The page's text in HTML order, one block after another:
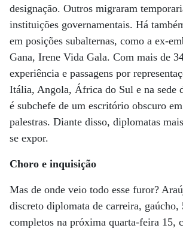
designação. Outros migraram
instituições governamentais. Há
em posições subalternas, como a ex-
Gana, Irene Vida Gala. Com mais de
experiência e passagens por
Itália, Angola, África do Sul e na sede
é subchefe de um escritório obscuro
palestras. Diante disso, diplomatas
se expor.
Choro e inquisição
Mas de onde veio todo esse furor?
discreto diplomata de carreira, gaúcho,
completos na próxima quarta-feira 15,